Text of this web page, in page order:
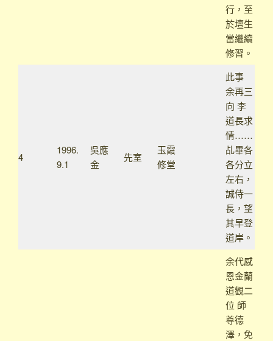
行，至
於壇生
當繼續
修習。
4
1996.
9.1
吳應
金
先室
玉霞
修堂
此事
余再三
向 李
道長求
情……
乩畢各
各分立
左右，
誠侍一
長，望
其早登
道岸。
余代感
恩金蘭
道觀二
位 師
尊德
澤，免